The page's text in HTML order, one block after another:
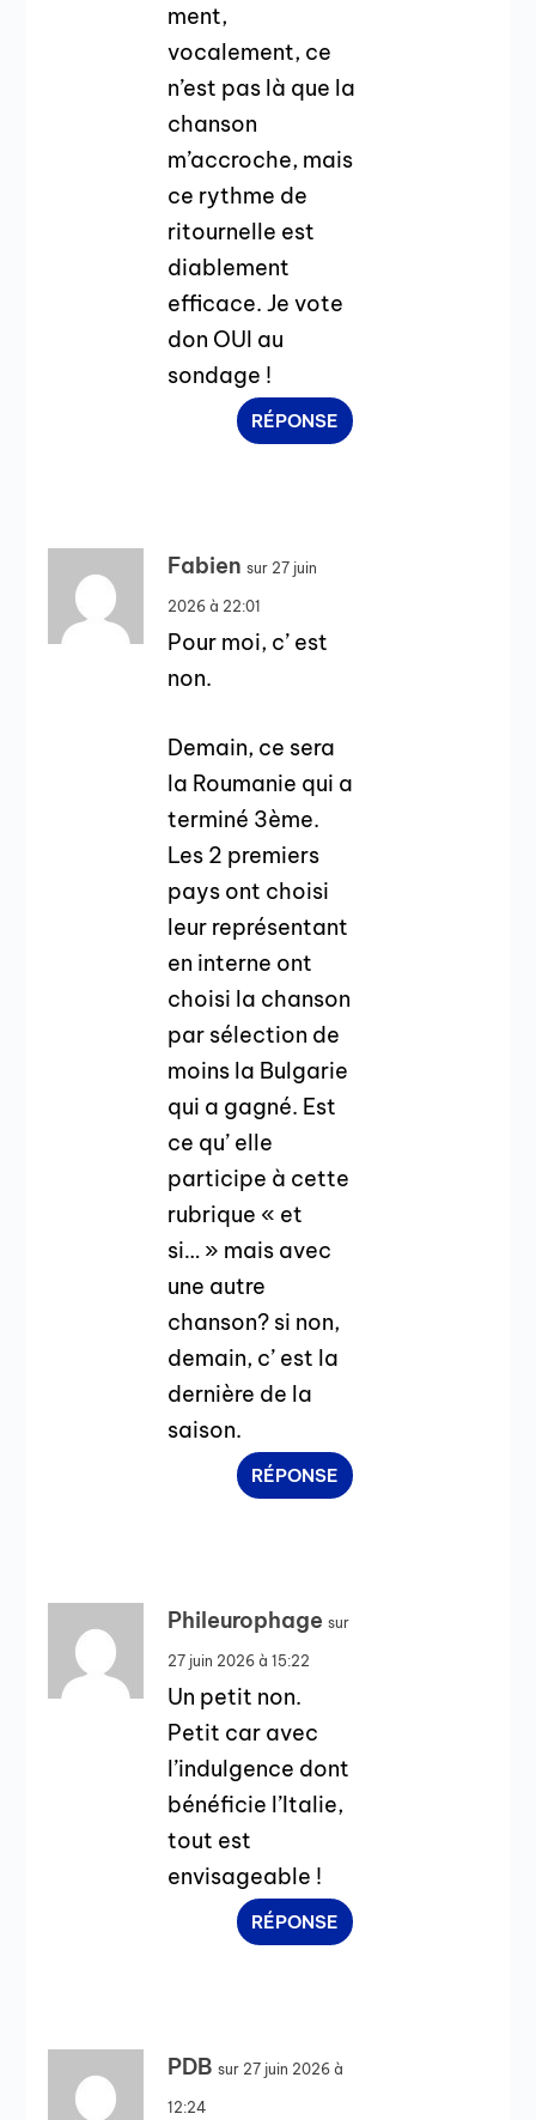
ment,
vocalement, ce
n’est pas là que la
chanson
m’accroche, mais
ce rythme de
ritournelle est
diablement
efficace. Je vote
don OUI au
sondage !
RÉPONSE
Fabien sur 27 juin
2026 à 22:01
Pour moi, c’ est
non.
Demain, ce sera
la Roumanie qui a
terminé 3ème.
Les 2 premiers
pays ont choisi
leur représentant
en interne ont
choisi la chanson
par sélection de
moins la Bulgarie
qui a gagné. Est
ce qu’ elle
participe à cette
rubrique « et
si… » mais avec
une autre
chanson? si non,
demain, c’ est la
dernière de la
saison.
RÉPONSE
Phileurophage sur
27 juin 2026 à 15:22
Un petit non.
Petit car avec
l’indulgence dont
bénéficie l’Italie,
tout est
envisageable !
RÉPONSE
PDB sur 27 juin 2026 à
12:24